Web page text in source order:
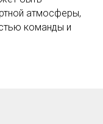
атмосферы,
команды и